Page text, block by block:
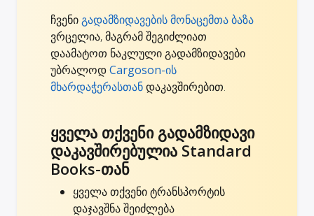
ჩვენიგადამზიდავების მონაცემთა ბაზა
ვრცელია, მაგრამ შეგიძლიათ
დაამატოთ ნაკლული გადამზიდავები
უბრალოდCargoson-ის
მხარდაჭერასთანდაკავშირებით.
ყველა თქვენი გადამზიდავი
დაკავშირებულია Standard
Books-თან
ყველა თქვენი ტრანსპორტის
დაჯავშნა შეიძლება